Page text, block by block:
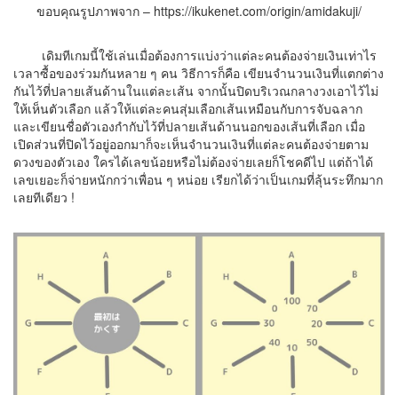
ขอบคุณรูปภาพจาก – https://ikukenet.com/origin/amidakuji/
เดิมทีเกมนี้ใช้เล่นเมื่อต้องการแบ่งว่าแต่ละคนต้องจ่ายเงินเท่าไร
เวลาซื้อของร่วมกันหลาย ๆ คน วิธีการก็คือ เขียนจำนวนเงินที่แตกต่าง
กันไว้ที่ปลายเส้นด้านในแต่ละเส้น จากนั้นปิดบริเวณกลางวงเอาไว้ไม่
ให้เห็นตัวเลือก แล้วให้แต่ละคนสุ่มเลือกเส้นเหมือนกับการจับฉลาก
และเขียนชื่อตัวเองกำกับไว้ที่ปลายเส้นด้านนอกของเส้นที่เลือก เมื่อ
เปิดส่วนที่ปิดไว้อยู่ออกมาก็จะเห็นจำนวนเงินที่แต่ละคนต้องจ่ายตาม
ดวงของตัวเอง ใครได้เลขน้อยหรือไม่ต้องจ่ายเลยก็โชคดีไป แต่ถ้าได้
เลขเยอะก็จ่ายหนักกว่าเพื่อน ๆ หน่อย เรียกได้ว่าเป็นเกมที่ลุ้นระทึกมาก
เลยทีเดียว !